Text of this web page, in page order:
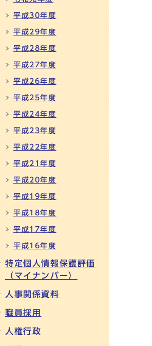
平成30年度
平成29年度
平成28年度
平成27年度
平成26年度
平成25年度
平成24年度
平成23年度
平成22年度
平成21年度
平成20年度
平成19年度
平成18年度
平成17年度
平成16年度
特定個人情報保護評価
（マイナンバー）
人事関係資料
職員採用
人権行政